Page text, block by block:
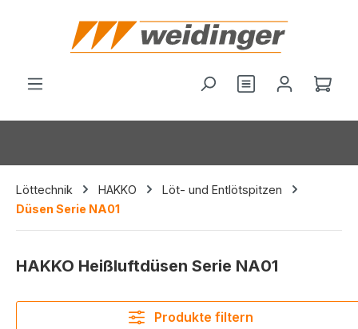
springen
Du hast 0
Löttechnik HAKKO
Löt- und Entlötspitzen
Düsen Serie NA01
HAKKO Heißluftdüsen Serie NA01
Produkte filtern